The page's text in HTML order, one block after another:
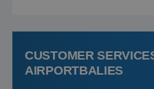
hebt in de reisbranche
CUSTOMER
AIRPORTBALIES